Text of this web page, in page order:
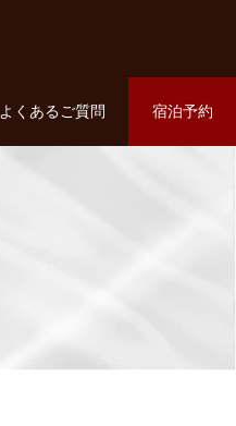
よくあるご質問 宿泊予約